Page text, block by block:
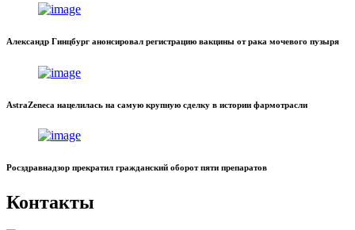
Александр Гинцбург анонсировал регистрацию вакцины от рака мочевого пузыря
AstraZeneca нацелилась на самую крупную сделку в истории фармотрасли
Росздравнадзор прекратил гражданский оборот пяти препаратов
Контакты